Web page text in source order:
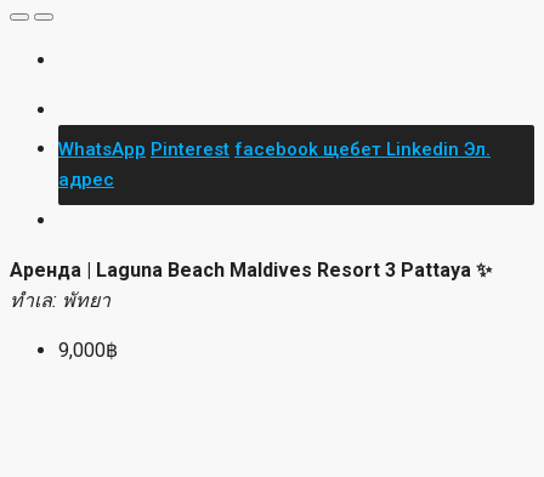
WhatsApp Pinterest facebook щебет Linkedin Эл.
адрес
Аренда | Laguna Beach Maldives Resort 3 Pattaya ✨
ทำเล: พัทยา
9,000฿